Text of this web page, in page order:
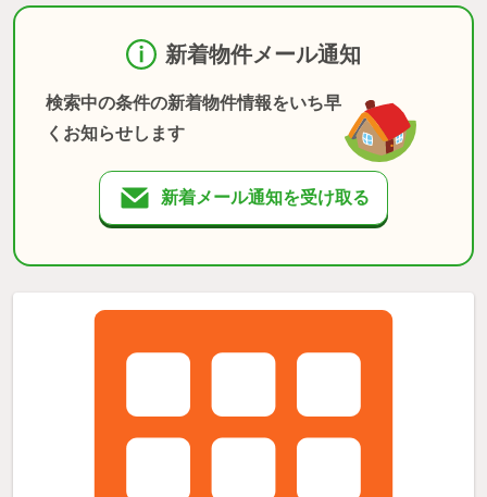
新着物件メール通知
検索中の条件の新着物件情報をいち早
くお知らせします
新着メール通知を受け取る